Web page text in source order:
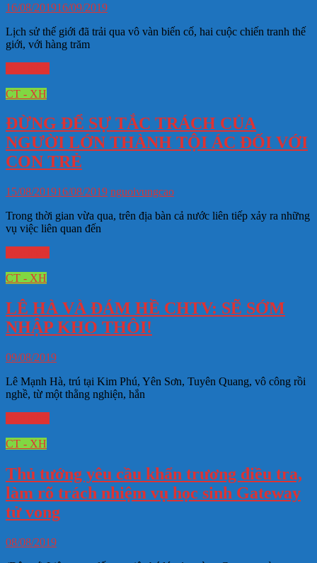
16/08/201916/09/2019
Lịch sử thế giới đã trải qua vô vàn biến cố, hai cuộc chiến tranh thế
giới, với hàng trăm
CT - XH
ĐỪNG ĐỂ SỰ TẮC TRÁCH CỦA
NGƯỜI LỚN THÀNH TỘI ÁC ĐỐI VỚI
CON TRẺ
15/08/201916/08/2019 nguoivungcao
Trong thời gian vừa qua, trên địa bàn cả nước liên tiếp xảy ra những
vụ việc liên quan đến
CT - XH
LÊ HÀ VÀ ĐÁM HỀ CHTV: SẼ SỚM
NHẬP KHO THÔI!
09/08/2019
Lê Mạnh Hà, trú tại Kim Phú, Yên Sơn, Tuyên Quang, vô công rồi
nghề, từ một thằng nghiện, hắn
CT - XH
Thủ tướng yêu cầu khẩn trương điều tra,
làm rõ trách nhiệm vụ học sinh Gateway
tử vong
08/08/2019